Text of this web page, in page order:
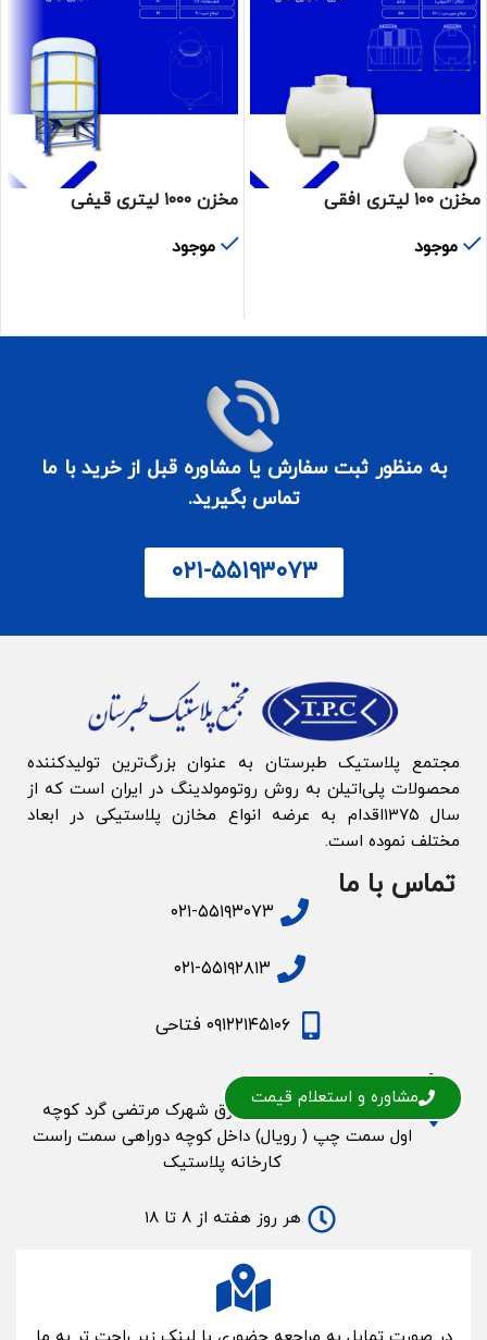
مخزن ۱۰۰ لیتری افقی
موجود
مخزن ۱۰۰۰ لیتری قیفی
موجود
به منظور ثبت سفارش یا مشاوره قبل از خرید با ما
تماس بگیرید.
۰۲۱-۵۵۱۹۳۰۷۳
مجتمع پلاستیک طبرستان به‌ عنوان بزرگ‌‌ترین تولیدکننده
محصولات پلی‌اتیلن به روش روتومولدینگ در ایران است که از
سال ۱۳۷۵اقدام به عرضه انواع مخازن پلاستیکی در ابعاد
مختلف نموده است.
مشاوره و استعلام قیمت
تماس با ما
۰۲۱-۵۵۱۹۳۰۷۳
۰۲۱-۵۵۱۹۲۸۱۳
۰۹۱۲۲۱۴۵۱۰۶ فتاحی
مراجعه حضوری
اتوبان ازادگان غرب به شرق شهرک مرتضی گرد کوچه
اول سمت چپ ( رویال) داخل کوچه دوراهی سمت راست
کارخانه پلاستیک
هر روز هفته از ۸ تا ۱۸